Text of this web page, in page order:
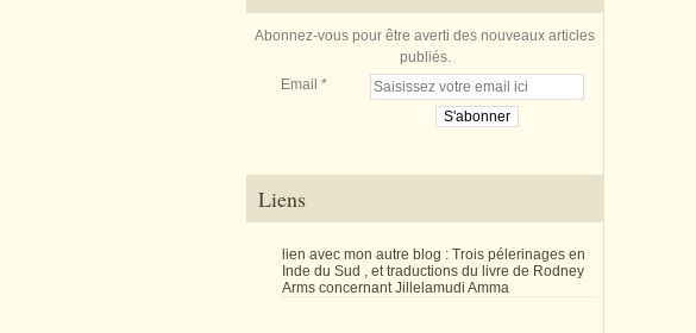
Abonnez-vous pour être averti des nouveaux articles
publiés.
Email
Liens
lien avec mon autre blog : Trois pélerinages en
Inde du Sud , et traductions du livre de Rodney
Arms concernant Jillelamudi Amma